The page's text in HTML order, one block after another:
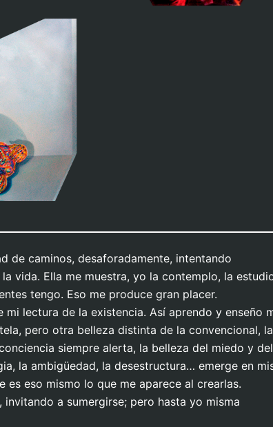
proporciones
en pliegue
de caminos, desaforadamente, intentando
vida. Ella me muestra, yo la contemplo, la
tengo. Eso me produce gran placer.
lectura de la existencia. Así aprendo y enseño
pero otra belleza distinta de la convencional, la
siempre alerta, la belleza del miedo y del
la ambigüedad, la desestructura… emerge en
es eso mismo lo que me aparece al crearlas.
a sumergirse; pero hasta yo misma